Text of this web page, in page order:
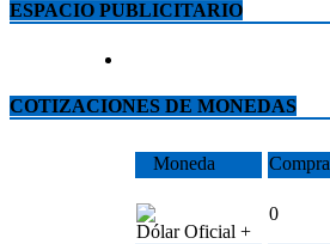
ESPACIO PUBLICITARIO
COTIZACIONES DE MONEDAS
Moneda Compra
Dólar Oficial +
0